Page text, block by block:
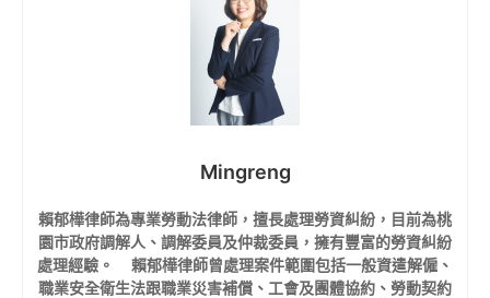
Mingreng
賴郁樺律師為專業勞動法律師，擅長處理勞資糾紛，目前為桃
園市政府調解人、調解委員及仲裁委員，擁有豐富的勞資糾紛
處理經驗。 賴郁樺律師曾處理案件範圍包括一般資遣解僱、
職業安全衛生法跟職業災害補償、工會及團體協約、勞動契約